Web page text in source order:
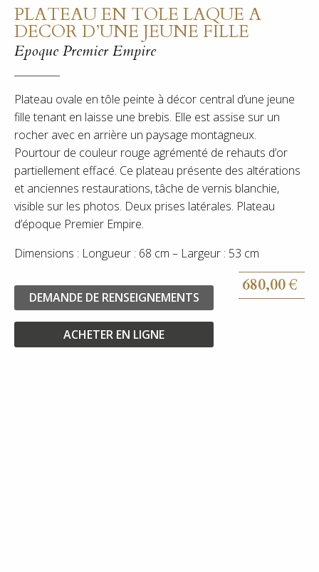
PLATEAU EN TOLE LAQUE A
DECOR D’UNE JEUNE FILLE
Epoque Premier Empire
Plateau ovale en tôle peinte à décor central d’une jeune
fille tenant en laisse une brebis. Elle est assise sur un
rocher avec en arrière un paysage montagneux.
Pourtour de couleur rouge agrémenté de rehauts d’or
partiellement effacé. Ce plateau présente des altérations
et anciennes restaurations, tâche de vernis blanchie,
visible sur les photos. Deux prises latérales. Plateau
d’époque Premier Empire.
Dimensions : Longueur : 68 cm – Largeur : 53 cm
DEMANDE DE RENSEIGNEMENTS
680,00€
ACHETER EN LIGNE